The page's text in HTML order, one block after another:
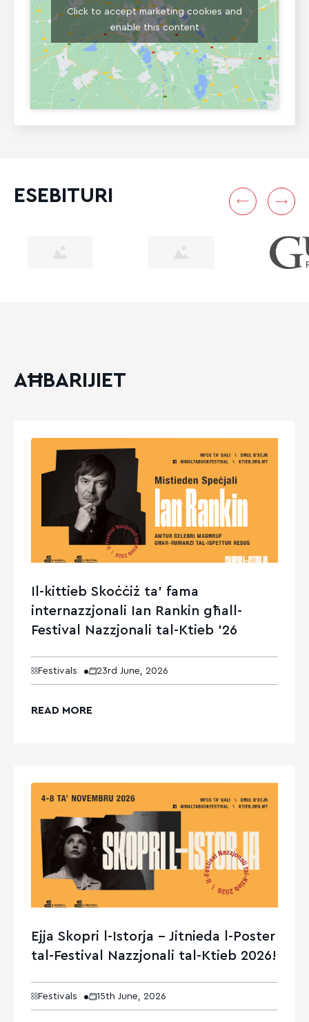
Click to accept marketing cookies and
enable this content
ESEBITURI
AĦBARIJIET
Il-kittieb Skoċċiż ta’ fama
internazzjonali Ian Rankin għall-
Festival Nazzjonali tal-Ktieb ’26
Festivals 23rd June, 2026
READ MORE
Ejja Skopri l-Istorja – Jitnieda l-Poster
tal-Festival Nazzjonali tal-Ktieb 2026!
Festivals 15th June, 2026